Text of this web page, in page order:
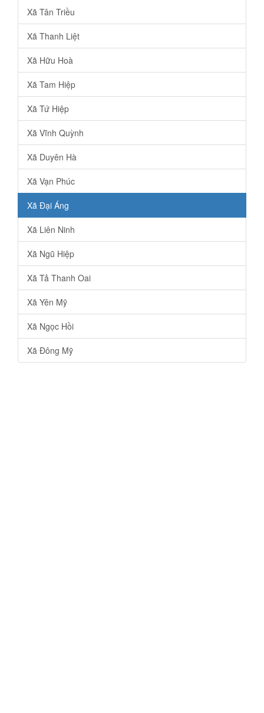
Xã Tân Triều
Xã Thanh Liệt
Xã Hữu Hoà
Xã Tam Hiệp
Xã Tứ Hiệp
Xã Vĩnh Quỳnh
Xã Duyên Hà
Xã Vạn Phúc
Xã Đại Áng
Xã Liên Ninh
Xã Ngũ Hiệp
Xã Tả Thanh Oai
Xã Yên Mỹ
Xã Ngọc Hồi
Xã Đông Mỹ